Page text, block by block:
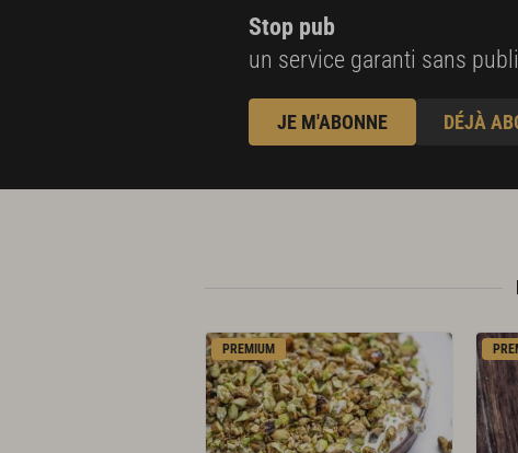
Stop pub
un service garanti sans
JE M'ABONNE DÉJÀ
PREMIUM